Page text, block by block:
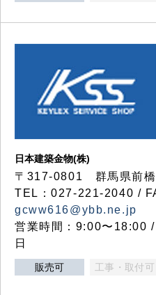
日本建築金物(株)
〒317‐0801 群馬県前
TEL：027-221-2040 /
gcww616@ybb.ne.jp
営業時間：9:00〜18:00
日
販売可 工事・取付可